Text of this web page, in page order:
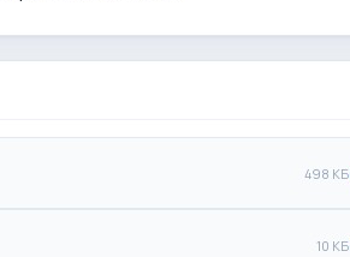
498 КБ
10 КБ